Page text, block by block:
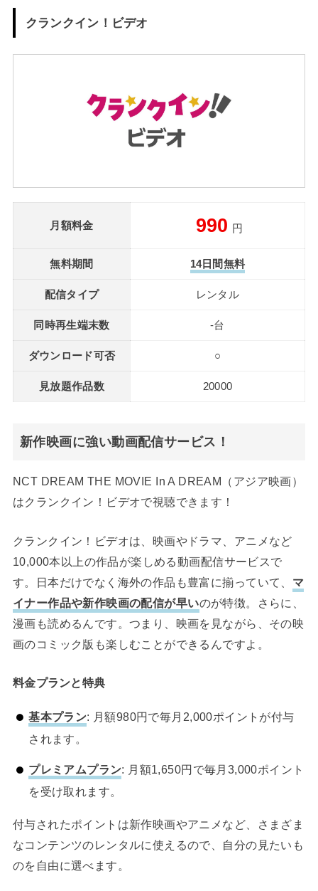
クランクイン！ビデオ
月額料金 990 円
無料期間 14日間無料
配信タイプ レンタル
同時再生端末数 -台
ダウンロード可否 ○
見放題作品数 20000
新作映画に強い動画配信サービス！
NCT DREAM THE MOVIE In A DREAM（アジア映画）
はクランクイン！ビデオで視聴できます！
クランクイン！ビデオは、映画やドラマ、アニメなど
10,000本以上の作品が楽しめる動画配信サービスで
す。日本だけでなく海外の作品も豊富に揃っていて、 マ
イナー作品や新作映画の配信が早いのが特徴。さらに、
漫画も読めるんです。つまり、映画を見ながら、その映
画のコミック版も楽しむことができるんですよ。
料金プランと特典
基本プラン: 月額980円で毎月2,000ポイントが付与
されます。
プレミアムプラン: 月額1,650円で毎月3,000ポイント
を受け取れます。
付与されたポイントは新作映画やアニメなど、さまざま
なコンテンツのレンタルに使えるので、自分の見たいも
のを自由に選べます。